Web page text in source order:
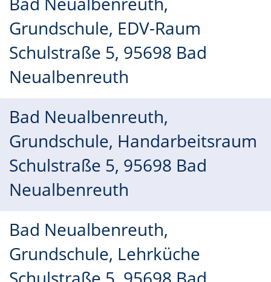
Grundschule, EDV-Raum
Schulstraße 5, 95698 Bad
Neualbenreuth
Bad Neualbenreuth,
Grundschule, Handarbeitsraum
Schulstraße 5, 95698 Bad
Neualbenreuth
Bad Neualbenreuth,
Grundschule, Lehrküche